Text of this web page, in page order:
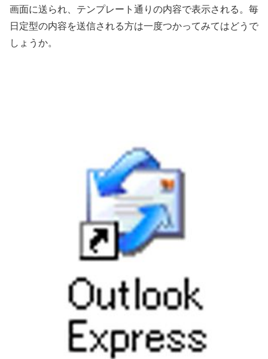
画面に送られ、テンプレート通りの内容で表示される。毎
日定型の内容を送信される方は一度つかってみてはどうで
しょうか。